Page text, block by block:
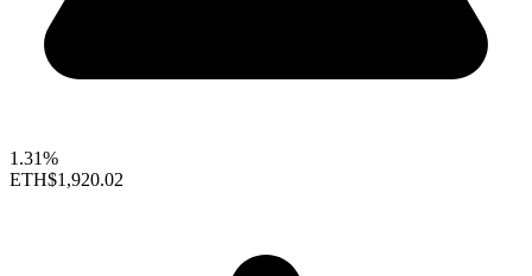
1.31%
ETH$1,920.02